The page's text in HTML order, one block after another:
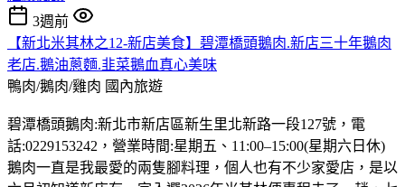
3週前
【新北米其林之12-新店美食】碧潭橋頭鵝肉.新店三十年鵝肉
老店.鵝油蔥麵.韭菜鵝血真心美味
鴨肉/鵝肉/雞肉 國內旅遊
碧潭橋頭鵝肉:新北市新店區新生里北新路一段127號，電
話:0229153242，營業時間:星期五、11:00–15:00(星期六日休)
鵝肉一直是我最愛的兩隻腳料理，個人也有不少家愛店，是以